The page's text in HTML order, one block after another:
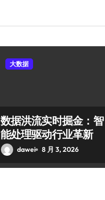
大数据
数据洪流实时掘金：智
能处理驱动行业革新
dawei 8 月 3, 2026